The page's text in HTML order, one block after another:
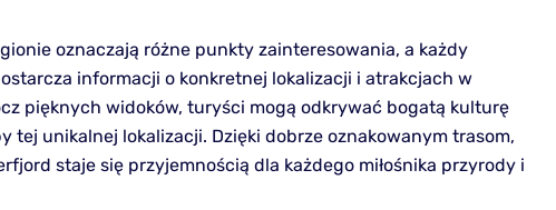
oznaczają różne punkty zainteresowania, a każdy
informacji o konkretnej lokalizacji i atrakcjach w
pięknych widoków, turyści mogą odkrywać bogatą kulturę
tej unikalnej lokalizacji. Dzięki dobrze oznakowanym trasom,
staje się przyjemnością dla każdego miłośnika przyrody i